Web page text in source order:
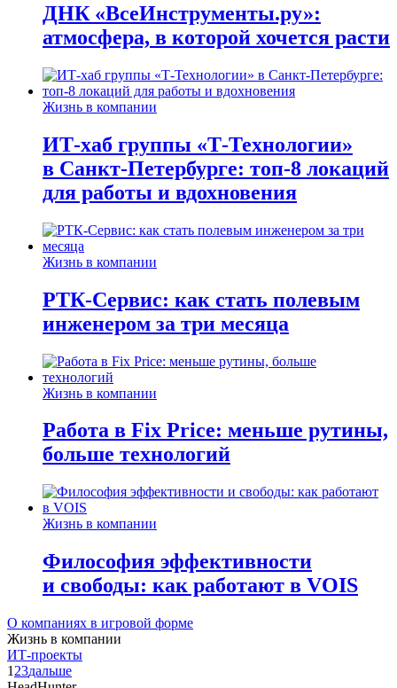
ДНК «ВсеИнструменты.ру»:
атмосфера, в которой хочется расти
Жизнь в компании
ИТ-хаб группы «Т-Технологии»
в Санкт-Петербурге: топ-8 локаций
для работы и вдохновения
Жизнь в компании
РТК-Сервис: как стать полевым
инженером за три месяца
Жизнь в компании
Работа в Fix Price: меньше рутины,
больше технологий
Жизнь в компании
Философия эффективности
и свободы: как работают в VOIS
О компаниях в игровой форме
Жизнь в компании
ИТ-проекты
1 23дальше